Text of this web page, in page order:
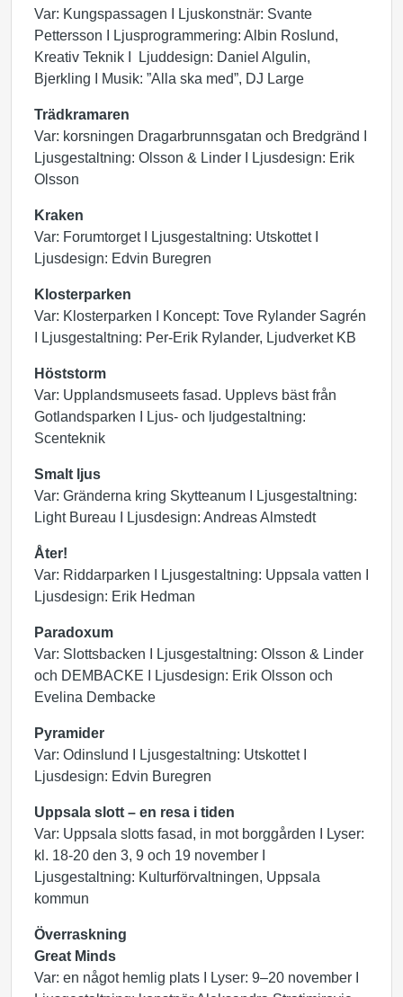
Var: Kungspassagen I Ljuskonstnär: Svante
Pettersson I Ljusprogrammering: Albin Roslund,
Kreativ Teknik I Ljuddesign: Daniel Algulin,
Bjerkling I Musik: ”Alla ska med”, DJ Large
Trädkramaren
Var: korsningen Dragarbrunnsgatan och Bredgränd I
Ljusgestaltning: Olsson & Linder I Ljusdesign: Erik
Olsson
Kraken
Var: Forumtorget I Ljusgestaltning: Utskottet I
Ljusdesign: Edvin Buregren
Klosterparken
Var: Klosterparken I Koncept: Tove Rylander Sagrén
I Ljusgestaltning: Per-Erik Rylander, Ljudverket KB
Höststorm
Var: Upplandsmuseets fasad. Upplevs bäst från
Gotlandsparken I Ljus- och ljudgestaltning:
Scenteknik
Smalt ljus
Var: Gränderna kring Skytteanum I Ljusgestaltning:
Light Bureau I Ljusdesign: Andreas Almstedt
Åter!
Var: Riddarparken I Ljusgestaltning: Uppsala vatten I
Ljusdesign: Erik Hedman
Paradoxum
Var: Slottsbacken I Ljusgestaltning: Olsson & Linder
och DEMBACKE I Ljusdesign: Erik Olsson och
Evelina Dembacke
Pyramider
Var: Odinslund I Ljusgestaltning: Utskottet I
Ljusdesign: Edvin Buregren
Uppsala slott – en resa i tiden
Var: Uppsala slotts fasad, in mot borggården I Lyser:
kl. 18-20 den 3, 9 och 19 november I
Ljusgestaltning: Kulturförvaltningen, Uppsala
kommun
Överraskning
Great Minds
Var: en något hemlig plats I Lyser: 9–20 november I